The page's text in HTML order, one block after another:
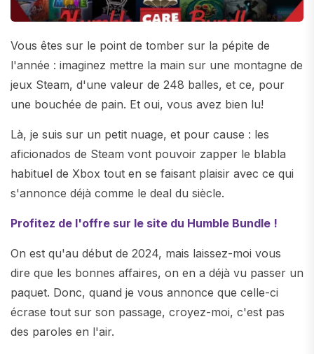
Vous êtes sur le point de tomber sur la pépite de
l'année : imaginez mettre la main sur une montagne de
jeux Steam, d'une valeur de 248 balles, et ce, pour
une bouchée de pain. Et oui, vous avez bien lu!
Là, je suis sur un petit nuage, et pour cause : les
aficionados de Steam vont pouvoir zapper le blabla
habituel de Xbox tout en se faisant plaisir avec ce qui
s'annonce déjà comme le deal du siècle.
Profitez de l'offre sur le site du Humble Bundle !
On est qu'au début de 2024, mais laissez-moi vous
dire que les bonnes affaires, on en a déjà vu passer un
paquet. Donc, quand je vous annonce que celle-ci
écrase tout sur son passage, croyez-moi, c'est pas
des paroles en l'air.